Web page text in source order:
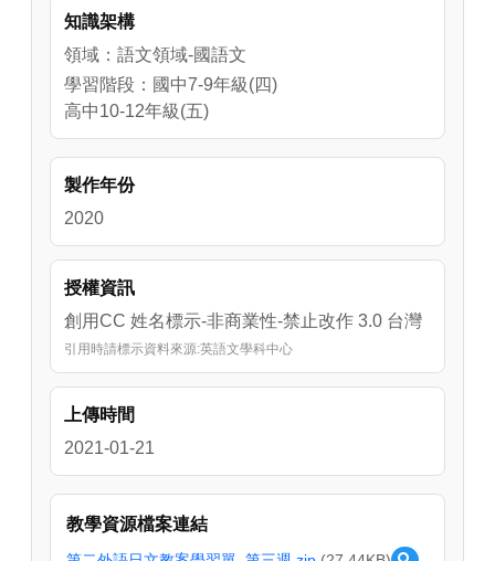
知識架構
領域：語文領域-國語文
學習階段：國中7-9年級(四)
高中10-12年級(五)
製作年份
2020
授權資訊
創用CC 姓名標示-非商業性-禁止改作 3.0 台灣
引用時請標示資料來源:英語文學科中心
上傳時間
2021-01-21
教學資源檔案連結